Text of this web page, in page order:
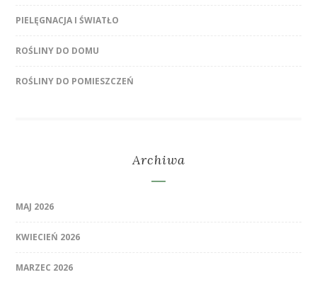
PIELĘGNACJA I ŚWIATŁO
ROŚLINY DO DOMU
ROŚLINY DO POMIESZCZEŃ
Archiwa
MAJ 2026
KWIECIEŃ 2026
MARZEC 2026